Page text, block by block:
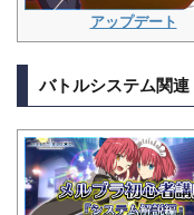
アップデート
バトルシステム関連